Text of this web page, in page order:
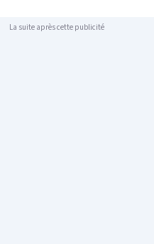
La suite après cette publicité